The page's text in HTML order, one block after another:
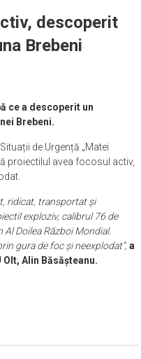
descoperit
Brebeni
ce a descoperit un
Brebeni.
de Urgență „Matei
proiectilul avea focosul activ,
ridicat, transportat și
exploziv, calibrul 76 de
Doilea Război Mondial.
gura de foc și neexplodat”, a
Alin Băsășteanu.